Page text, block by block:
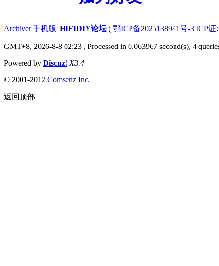
Archiver|手机版| HIFIDIY论坛( 鄂ICP备2025138941号-3 ICP
GMT+8, 2026-8-8 02:23 , Processed in 0.063967 second(s), 4
Powered by Discuz! X3.4
© 2001-2012 Comsenz Inc.
返回顶部